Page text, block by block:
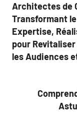
l’article
Architectes de
Transformant
Expertise,
pour
les Audiences